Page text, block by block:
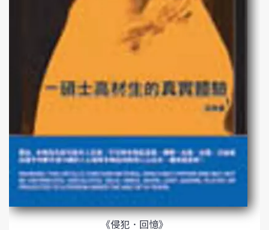
《侵犯．回憶》